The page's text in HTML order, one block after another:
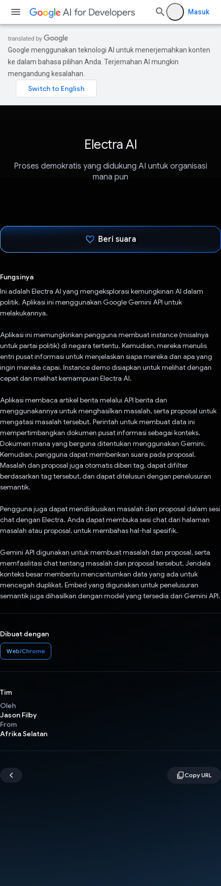
Masuk
Google menggunakan teknologi AI untuk menerjemahkan konten
ke dalam bahasa pilihan Anda. Terjemahan AI mungkin
mengandung kesalahan.
Electra AI
Proses demokratis yang didukung AI untuk organisasi
mana pun
Beri suara
Fungsinya
Ini adalah Electra AI yang mengeksplorasi kemungkinan AI dalam
politik. Aplikasi ini menggunakan Google Gemini API untuk
melakukannya.
Aplikasi ini memungkinkan pengguna membuat instance (misalnya
untuk partai politik) di negara tertentu. Kemudian, mereka menulis
entri pusat informasi untuk menjelaskan siapa mereka dan apa yang
ingin mereka capai. Instance demo disiapkan untuk melihat dengan
cepat dan melihat kemampuan Electra AI.
Aplikasi membaca artikel berita melalui API berita dan
menggunakannya untuk menghasilkan masalah, serta proposal untuk
mengatasi masalah tersebut. Perintah untuk membuat data ini
mempertimbangkan dokumen pusat informasi sebagai konteks.
Dokumen mana yang berguna ditentukan menggunakan Gemini.
Kemudian, pengguna dapat memberikan suara pada proposal.
Masalah dan proposal juga otomatis diberi tag, dapat difilter
berdasarkan tag tersebut, dan dapat ditelusuri dengan penelusuran
semantik.
Pengguna juga dapat mendiskusikan masalah dan proposal dalam sesi
chat dengan Electra. Anda dapat membuka sesi chat dari halaman
masalah atau proposal, untuk membahas hal-hal spesifik.
Gemini API digunakan untuk membuat masalah dan proposal, serta
memfasilitasi chat tentang masalah dan proposal tersebut. Jendela
konteks besar membantu mencantumkan data yang ada untuk
mencegah duplikat. Embed yang digunakan untuk penelusuran
semantik juga dihasilkan dengan model yang tersedia dari Gemini API.
Dibuat dengan
Web/Chrome
Tim
Oleh
Jason Filby
From
Afrika Selatan